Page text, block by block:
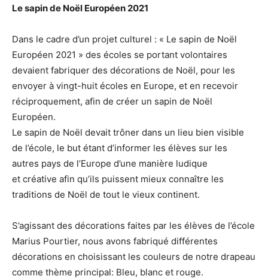
Le sapin de Noël Européen 2021
Dans le cadre d’un projet culturel : « Le sapin de Noël
Européen 2021 » des écoles se portant volontaires
devaient fabriquer des décorations de Noël, pour les
envoyer à vingt-huit écoles en Europe, et en recevoir
réciproquement, afin de créer un sapin de Noël
Européen.
Le sapin de Noël devait trôner dans un lieu bien visible
de l’école, le but étant d’informer les élèves sur les
autres pays de l’Europe d’une manière ludique
et créative afin qu’ils puissent mieux connaître les
traditions de Noël de tout le vieux continent.
S’agissant des décorations faites par les élèves de l’école
Marius Pourtier, nous avons fabriqué différentes
décorations en choisissant les couleurs de notre drapeau
comme thème principal: Bleu, blanc et rouge.